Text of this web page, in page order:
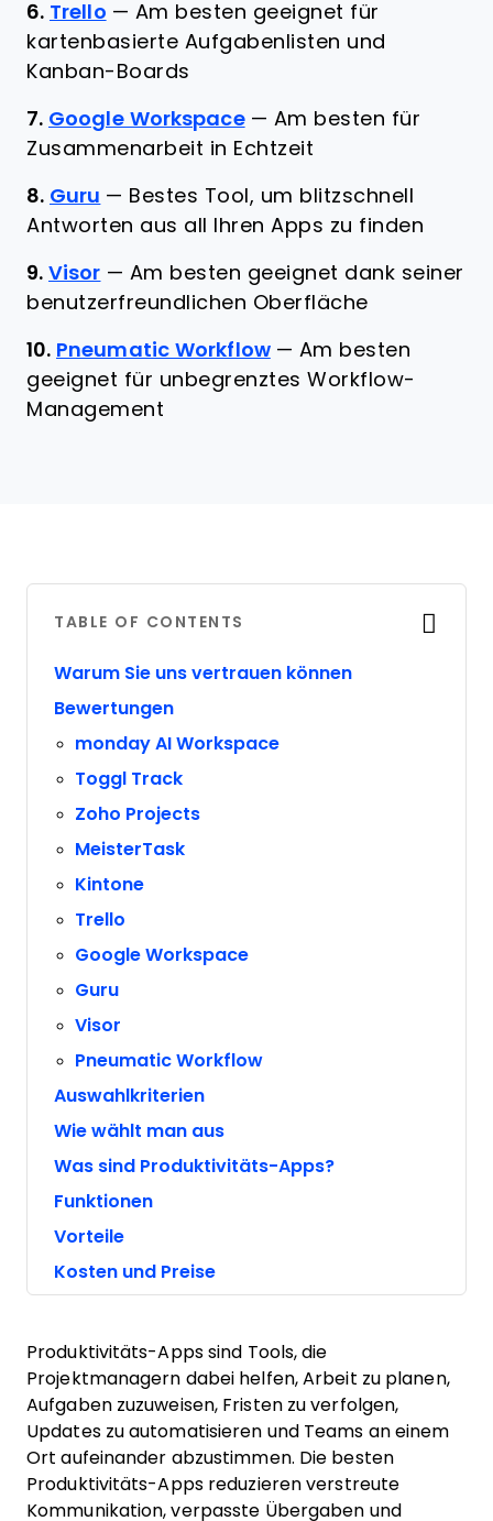
6. Trello — Am besten geeignet für
kartenbasierte Aufgabenlisten und
Kanban-Boards
7. Google Workspace — Am besten für
Zusammenarbeit in Echtzeit
8. Guru — Bestes Tool, um blitzschnell
Antworten aus all Ihren Apps zu finden
9. Visor — Am besten geeignet dank seiner
benutzerfreundlichen Oberfläche
10. Pneumatic Workflow — Am besten
geeignet für unbegrenztes Workflow-
Management
TABLE OF CONTENTS
Warum Sie uns vertrauen können
Bewertungen
monday AI Workspace
Toggl Track
Zoho Projects
MeisterTask
Kintone
Trello
Google Workspace
Guru
Visor
Pneumatic Workflow
Auswahlkriterien
Wie wählt man aus
Was sind Produktivitäts-Apps?
Funktionen
Vorteile
Kosten und Preise
Produktivitäts-Apps sind Tools, die
Projektmanagern dabei helfen, Arbeit zu planen,
Aufgaben zuzuweisen, Fristen zu verfolgen,
Updates zu automatisieren und Teams an einem
Ort aufeinander abzustimmen. Die besten
Produktivitäts-Apps reduzieren verstreute
Kommunikation, verpasste Übergaben und